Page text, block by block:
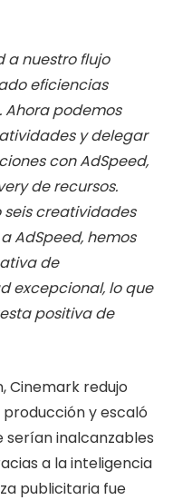
a nuestro flujo
eficiencias
Ahora podemos
y delegar
con AdSpeed,
de recursos.
creatividades
AdSpeed, hemos
de
excepcional, lo que
positiva de
Cinemark redujo
y escaló
serían inalcanzables
a la inteligencia
publicitaria fue